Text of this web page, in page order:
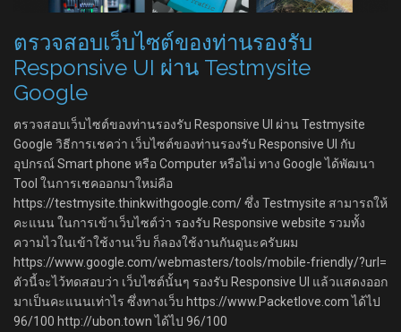
ตรวจสอบเว็บไซต์ของท่านรองรับ
Responsive UI ผ่าน Testmysite
Google
ตรวจสอบเว็บไซต์ของท่านรองรับ Responsive UI ผ่าน Testmysite
Google วิธีการเชคว่า เว็บไซต์ของท่านรองรับ Responsive UI กับ
อุปกรณ์ Smart phone หรือ Computer หรือไม่ ทาง Google ได้พัฒนา
Tool ในการเชคออกมาใหม่คือ
https://testmysite.thinkwithgoogle.com/ ซึ่ง Testmysite สามารถให้
คะแนน ในการเข้าเว็บไซต์ว่า รองรับ Responsive website รวมทั้ง
ความไวในเข้าใช้งานเว็บ ก็ลองใช้งานกันดูนะครับผม
https://www.google.com/webmasters/tools/mobile-friendly/?url=
ตัวนี้จะไว้ทดสอบว่า เว็บไซต์นั้นๆ รองรับ Responsive UI แล้วแสดงออก
มาเป็นคะแนนเท่าไร ซึ่งทางเว็บ https://www.Packetlove.com ได้ไป
96/100 http://ubon.town ได้ไป 96/100